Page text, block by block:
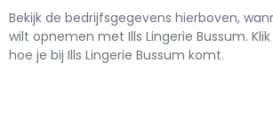
Bekijk de bedrijfsgegevens hierboven,
wilt opnemen met Ills Lingerie Bussum. Klik
hoe je bij Ills Lingerie Bussum komt.